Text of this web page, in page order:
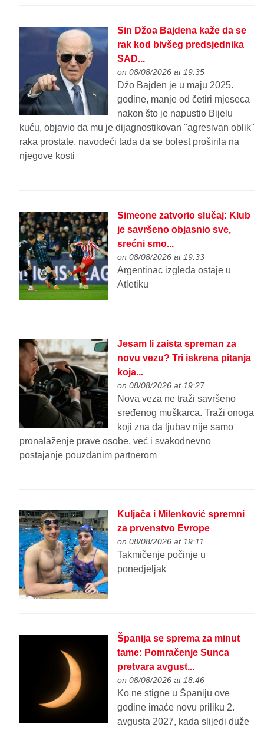
Sin Džoa Bajdena kaže da se
rak kod bivšeg predsjednika
SAD...
on 08/08/2026 at 19:35
Džo Bajden je u maju 2025.
godine, manje od četiri mjeseca
nakon što je napustio Bijelu
kuću, objavio da mu je dijagnostikovan "agresivan oblik"
raka prostate, navodeći tada da se bolest proširila na
njegove kosti
Simeone zatvorio slučaj: Klub
je savršeno objasnio sve,
srećni smo...
on 08/08/2026 at 19:33
Argentinac izgleda ostaje u
Atletiku
Jesam li zaista spreman za
novu vezu? Tri iskrena pitanja
koja...
on 08/08/2026 at 19:27
Nova veza ne traži savršeno
sređenog muškarca. Traži onoga
koji zna da ljubav nije samo
pronalaženje prave osobe, već i svakodnevno
postajanje pouzdanim partnerom
Kuljača i Milenković spremni
za prvenstvo Evrope
on 08/08/2026 at 19:11
Takmičenje počinje u
ponedjeljak
Španija se sprema za minut
tame: Pomračenje Sunca
pretvara avgust...
on 08/08/2026 at 18:46
Ko ne stigne u Španiju ove
godine imaće novu priliku 2.
avgusta 2027, kada slijedi duže